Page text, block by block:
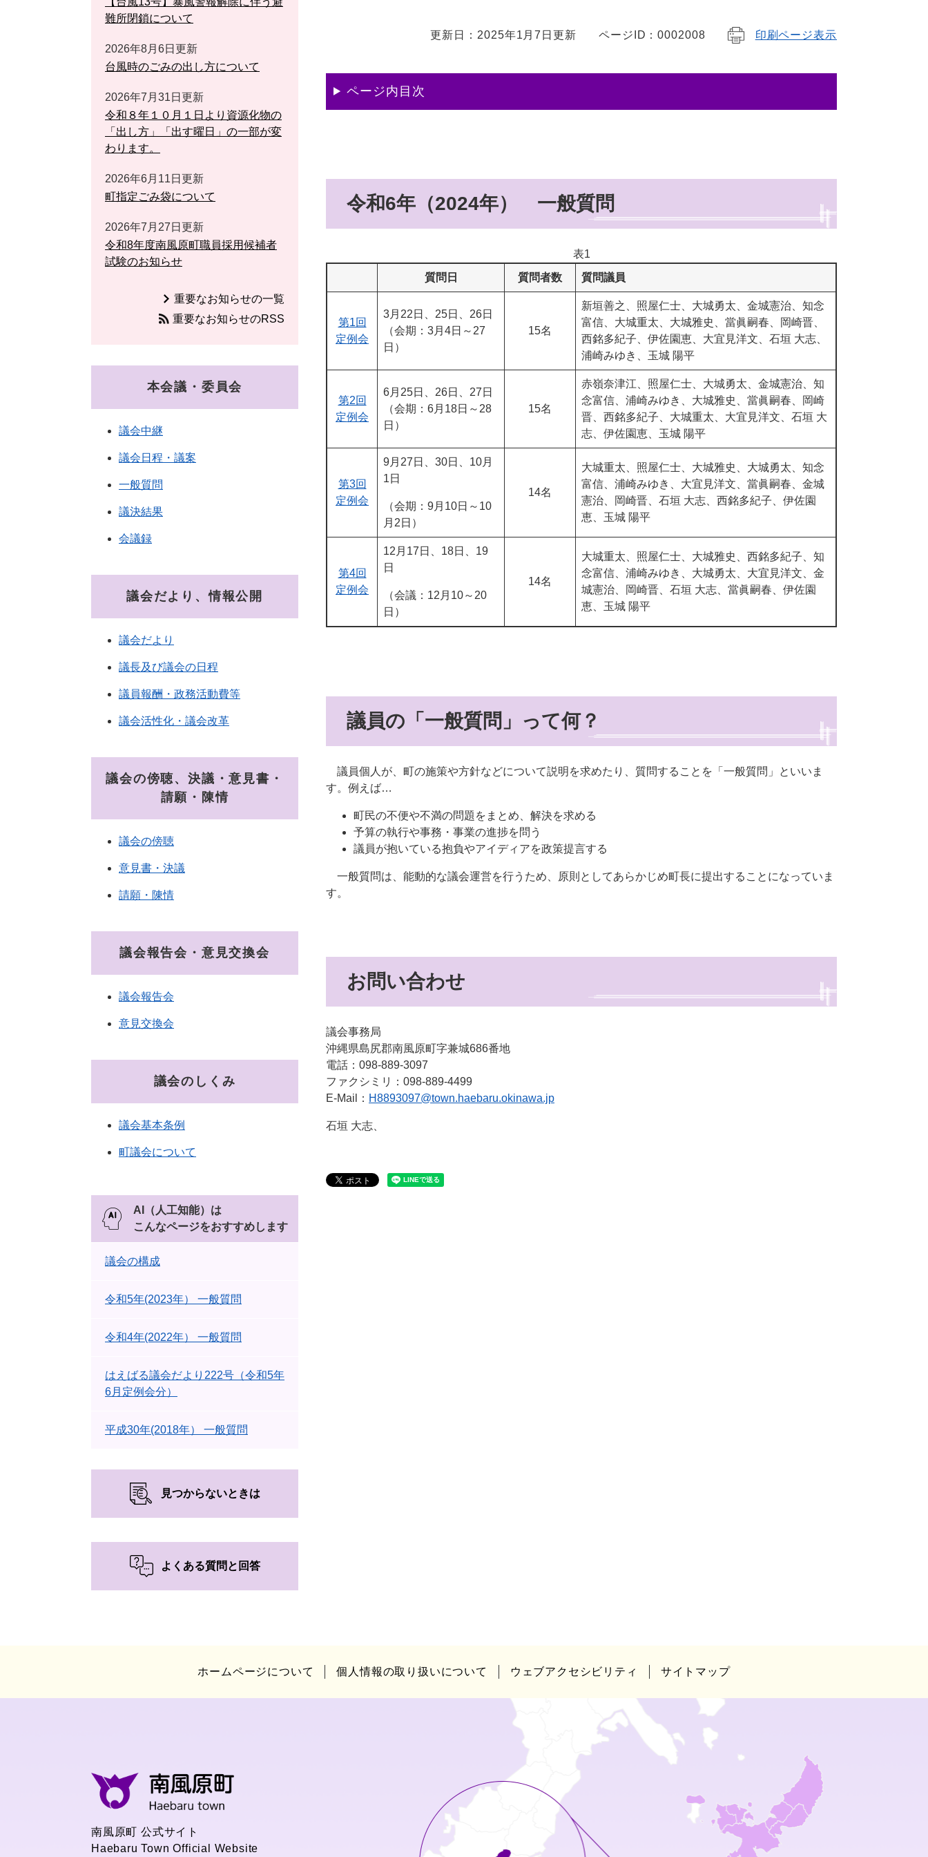
更新日：2025年1月7日更新 ページID：0002008 印刷ページ表示
ページ内目次
令和6年（2024年） 一般質問
表1
質問日
質問者数 質問議員
第1回
定例会
3月22日、25日、26日
（会期：3月4日～27
日）
15名
新垣善之、照屋仁士、大城勇太、金城憲治、知念
富信、大城重太、大城雅史、當眞嗣春、岡崎晋、
西銘多紀子、伊佐園恵、大宜見洋文、石垣 大志、
浦崎みゆき、玉城 陽平
第2回
定例会
6月25日、26日、27日
（会期：6月18日～28
日）
15名
赤嶺奈津江、照屋仁士、大城勇太、金城憲治、知
念富信、浦崎みゆき、大城雅史、當眞嗣春、岡崎
晋、西銘多紀子、大城重太、大宜見洋文、石垣 大
志、伊佐園恵、玉城 陽平
第3回
定例会
9月27日、30日、10月
1日
（会期：9月10日～10
月2日）
14名
大城重太、照屋仁士、大城雅史、大城勇太、知念
富信、浦崎みゆき、大宜見洋文、當眞嗣春、金城
憲治、岡崎晋、 石垣 大志、 西銘多紀子、伊佐園
恵、玉城 陽平
第4回
定例会
12月17日、18日、19
日
（会議：12月10～20
日）
14名
大城重太、照屋仁士、大城雅史、西銘多紀子、知
念富信、浦崎みゆき、大城勇太、大宜見洋文、金
城憲治、岡崎晋、石垣 大志、當眞嗣春、伊佐園
恵、玉城 陽平
議員の「一般質問」って何？
議員個人が、町の施策や方針などについて説明を求めたり、質問することを「一般質問」といいま
す。例えば…
町民の不便や不満の問題をまとめ、解決を求める
予算の執行や事務・事業の進捗を問う
議員が抱いている抱負やアイディアを政策提言する
一般質問は、能動的な議会運営を行うため、原則としてあらかじめ町長に提出することになっていま
す。
お問い合わせ
議会事務局
沖縄県島尻郡南風原町字兼城686番地
電話：098-889-3097
ファクシミリ：098-889-4499
E-Mail： H8893097@town.haebaru.okinawa.jp
石垣 大志、
難所閉鎖について
2026年8月6日更新
台風時のごみの出し方について
2026年7月31日更新
令和８年１０月１日より資源化物の
「出し方」「出す曜日」の一部が変
わります。
2026年6月11日更新
町指定ごみ袋について
2026年7月27日更新
令和8年度南風原町職員採用候補者
試験のお知らせ
重要なお知らせの一覧
重要なお知らせのRSS
本会議・委員会
議会中継
議会日程・議案
一般質問
議決結果
会議録
議会だより、情報公開
議会だより
議長及び議会の日程
議員報酬・政務活動費等
議会活性化・議会改革
議会の傍聴、決議・意見書・
請願・陳情
議会の傍聴
意見書・決議
請願・陳情
議会報告会・意見交換会
議会報告会
意見交換会
議会のしくみ
議会基本条例
町議会について
AI（人工知能）は
こんなページをおすすめします
議会の構成
令和5年(2023年） 一般質問
令和4年(2022年） 一般質問
はえばる議会だより222号（令和5年
6月定例会分）
平成30年(2018年） 一般質問
見つからないときは
よくある質問と回答
ホームページについて 個人情報の取り扱いについて ウェブアクセシビリティ サイトマップ
南風原町 公式サイト
Haebaru Town Official Website